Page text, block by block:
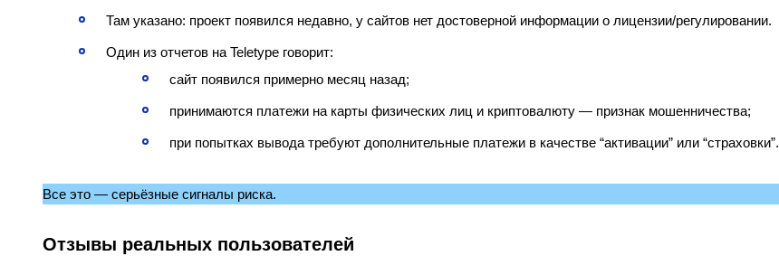
Там указано: проект появился недавно, у сайтов нет достоверной информации о лицензии/регулировании.
Один из отчетов на Teletype говорит:
сайт появился примерно месяц назад;
принимаются платежи на карты физических лиц и криптовалюту — признак мошенничества;
при попытках вывода требуют дополнительные платежи в качестве “активации” или “страховки”.
Все это — серьёзные сигналы риска.
Отзывы реальных пользователей